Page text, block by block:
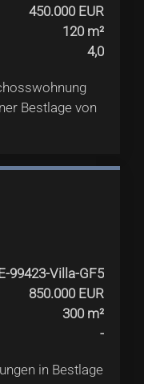
450.000 EUR
120 m²
4,0
Bestlage von
99423-Villa-GF5
850.000 EUR
300 m²
-
in Bestlage